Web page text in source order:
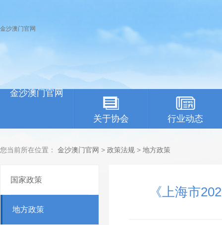
金沙澳门官网
金沙澳门官网
关于协会 行业动态
您当前所在位置： 金沙澳门官网 > 政策法规 > 地方政策
国家政策
地方政策
《上海市